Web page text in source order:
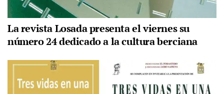
La revista Losada presenta el viernes su
número 24 dedicado a la cultura berciana